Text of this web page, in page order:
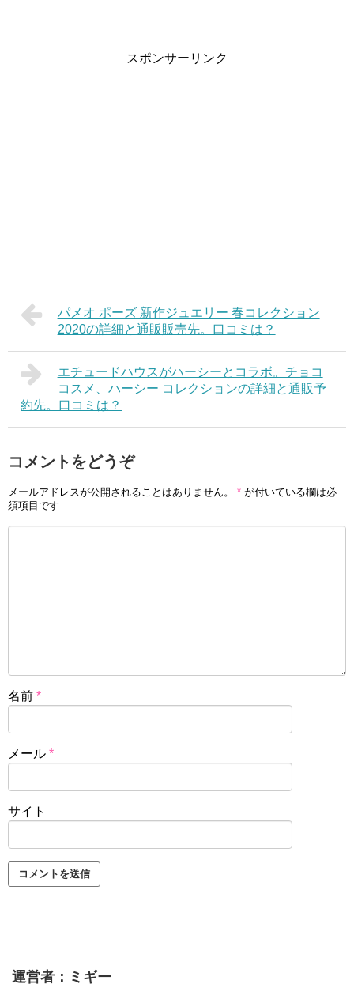
スポンサーリンク
パメオ ポーズ 新作ジュエリー 春コレクション
2020の詳細と通販販売先。口コミは？
エチュードハウスがハーシーとコラボ。チョコ
コスメ、ハーシー コレクションの詳細と通販予
約先。口コミは？
コメントをどうぞ
メールアドレスが公開されることはありません。 * が付いている欄は必
須項目です
名前 *
メール *
サイト
運営者：ミギー